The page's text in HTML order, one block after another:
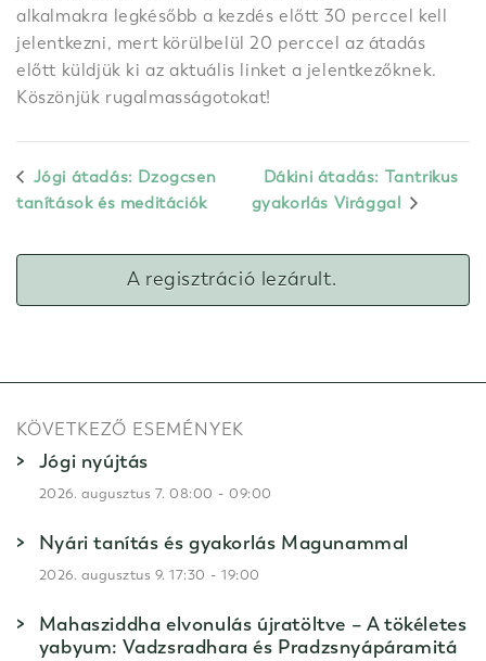
alkalmakra legkésőbb a kezdés előtt 30 perccel kell
jelentkezni, mert körülbelül 20 perccel az átadás
előtt küldjük ki az aktuális linket a jelentkezőknek.
Köszönjük rugalmasságotokat!
Jógi átadás: Dzogcsen
tanítások és meditációk
Dákini átadás: Tantrikus
gyakorlás Virággal
A regisztráció lezárult.
KÖVETKEZŐ ESEMÉNYEK
Jógi nyújtás
2026. augusztus 7. 08:00 -09:00
Nyári tanítás és gyakorlás Magunammal
2026. augusztus 9. 17:30 -19:00
Mahasziddha elvonulás újratöltve – A tökéletes
yabyum: Vadzsradhara és Pradzsnyápáramitá